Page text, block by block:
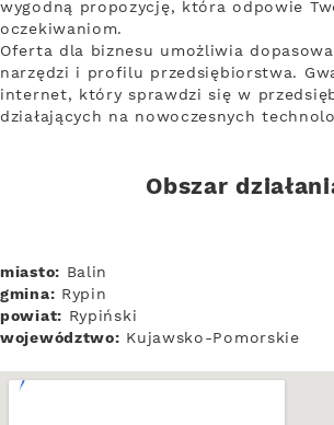
wygodną propozycję, która odpowie
oczekiwaniom.
Oferta dla biznesu umożliwia
narzędzi i profilu przedsiębiorstwa.
internet, który sprawdzi się w
działających na nowoczesnych
Obszar
miasto: Balin
gmina: Rypin
powiat: Rypiński
województwo: Kujawsko-Pomorskie